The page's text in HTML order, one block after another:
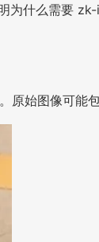
为什么需要 zk-
原始图像可能